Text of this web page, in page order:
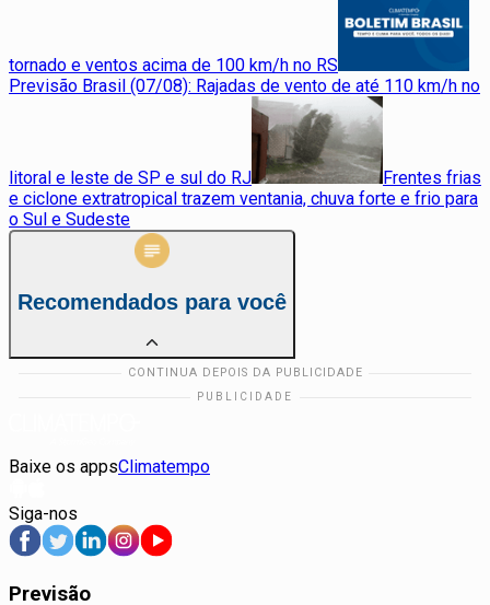
tornado e ventos acima de 100 km/h no RS
Previsão Brasil (07/08): Rajadas de vento de até 110 km/h no
litoral e leste de SP e sul do RJ
Frentes frias
e ciclone extratropical trazem ventania, chuva forte e frio para
o Sul e Sudeste
Recomendados para você
Baixe os appsClimatempo
Siga-nos
Previsão